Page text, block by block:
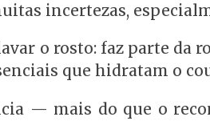
incertezas,
o rosto: faz parte da
que hidratam o
— mais do que o